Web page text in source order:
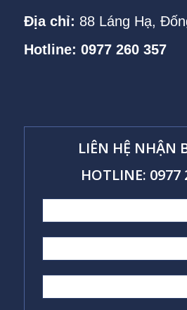
Địa chỉ: 88 Láng Hạ,
Hotline: 0977 260 357
LIÊN HỆ NHẬN
HOTLINE: 0977